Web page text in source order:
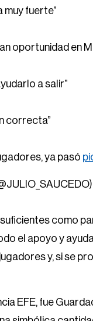
muy fuerte”
oportunidad en
a salir”
correcta”
ya pasó
como
el apoyo y
y, si se
EFE, fue